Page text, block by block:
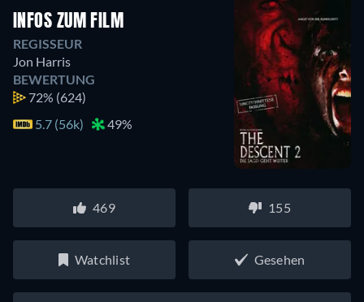
INFOS ZUM FILM
REGISSEUR
Jon Harris
BEWERTUNG
72% (624)
5.7 (56k)
49%
469 155
Watchlist Gesehen